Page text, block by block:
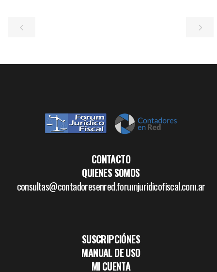
CONTACTO
QUIENES SOMOS
consultas@contadoresenred.forumjuridicofiscal.com.ar
SUSCRIPCIÓNES
MANUAL DE USO
MI CUENTA